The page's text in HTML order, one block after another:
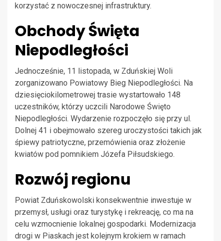
korzystać z nowoczesnej infrastruktury.
Obchody Święta
Niepodległości
Jednocześnie, 11 listopada, w Zduńskiej Woli
zorganizowano Powiatowy Bieg Niepodległości. Na
dziesięciokilometrowej trasie wystartowało 148
uczestników, którzy uczcili Narodowe Święto
Niepodległości. Wydarzenie rozpoczęło się przy ul.
Dolnej 41 i obejmowało szereg uroczystości takich jak
śpiewy patriotyczne, przemówienia oraz złożenie
kwiatów pod pomnikiem Józefa Piłsudskiego.
Rozwój regionu
Powiat Zduńskowolski konsekwentnie inwestuje w
przemysł, usługi oraz turystykę i rekreację, co ma na
celu wzmocnienie lokalnej gospodarki. Modernizacja
drogi w Piaskach jest kolejnym krokiem w ramach